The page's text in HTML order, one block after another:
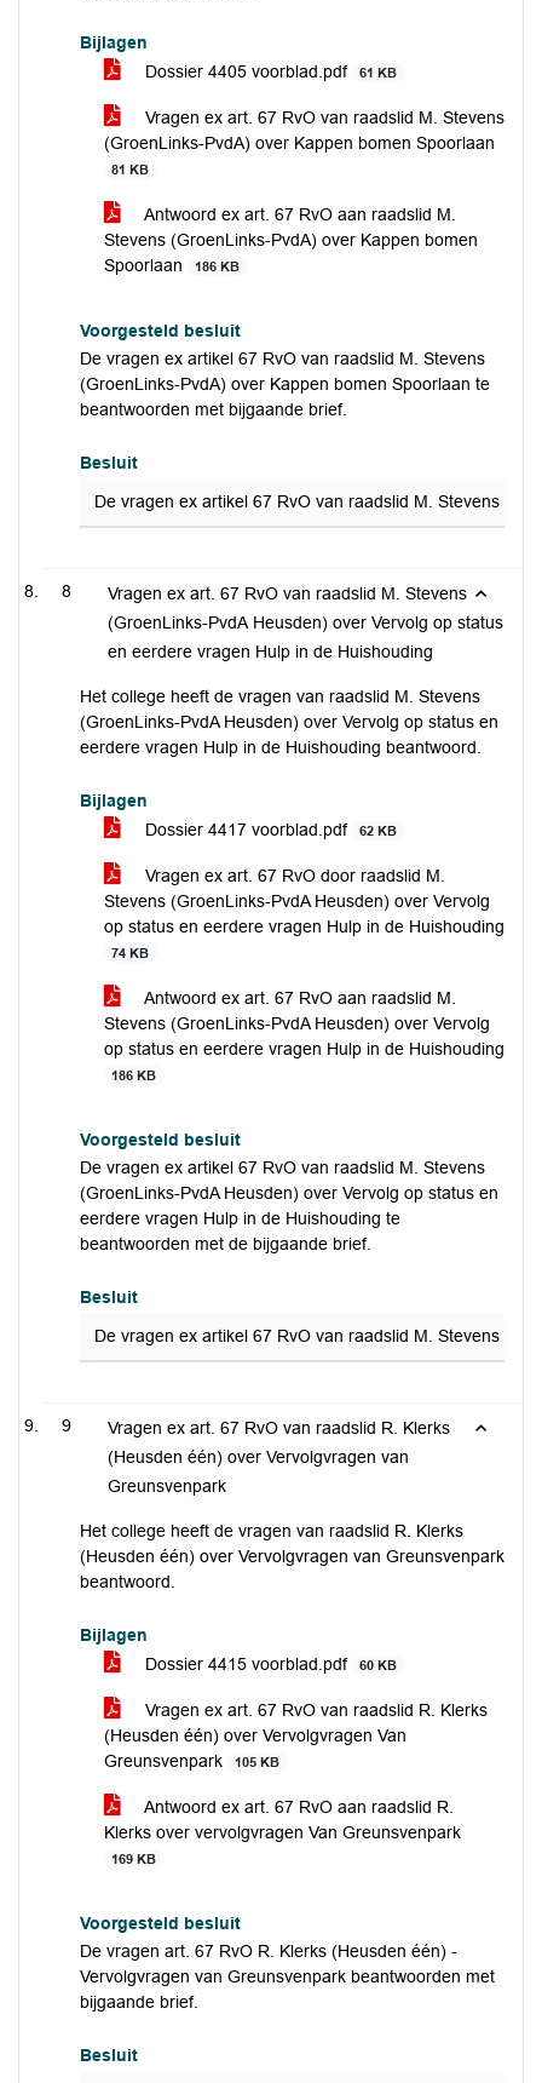
Bijlagen
Dossier 4405 voorblad.pdf
61 KB
Vragen ex art. 67 RvO van raadslid M. Stevens
(GroenLinks-PvdA) over Kappen bomen Spoorlaan
81 KB
Antwoord ex art. 67 RvO aan raadslid M.
Stevens (GroenLinks-PvdA) over Kappen bomen
Spoorlaan
186 KB
Voorgesteld besluit
De vragen ex artikel 67 RvO van raadslid M. Stevens
(GroenLinks-PvdA) over Kappen bomen Spoorlaan te
beantwoorden met bijgaande brief.
Besluit
De vragen ex artikel 67 RvO van raadslid M. Stevens
8
Vragen ex art. 67 RvO van raadslid M. Stevens
(GroenLinks-PvdA Heusden) over Vervolg op status
en eerdere vragen Hulp in de Huishouding
Het college heeft de vragen van raadslid M. Stevens
(GroenLinks-PvdA Heusden) over Vervolg op status en
eerdere vragen Hulp in de Huishouding beantwoord.
Bijlagen
Dossier 4417 voorblad.pdf
62 KB
Vragen ex art. 67 RvO door raadslid M.
Stevens (GroenLinks-PvdA Heusden) over Vervolg
op status en eerdere vragen Hulp in de Huishouding
74 KB
Antwoord ex art. 67 RvO aan raadslid M.
Stevens (GroenLinks-PvdA Heusden) over Vervolg
op status en eerdere vragen Hulp in de Huishouding
186 KB
Voorgesteld besluit
De vragen ex artikel 67 RvO van raadslid M. Stevens
(GroenLinks-PvdA Heusden) over Vervolg op status en
eerdere vragen Hulp in de Huishouding te
beantwoorden met de bijgaande brief.
Besluit
De vragen ex artikel 67 RvO van raadslid M. Stevens
9
Vragen ex art. 67 RvO van raadslid R. Klerks
(Heusden één) over Vervolgvragen van
Greunsvenpark
Het college heeft de vragen van raadslid R. Klerks
(Heusden één) over Vervolgvragen van Greunsvenpark
beantwoord.
Bijlagen
Dossier 4415 voorblad.pdf
60 KB
Vragen ex art. 67 RvO van raadslid R. Klerks
(Heusden één) over Vervolgvragen Van
Greunsvenpark
105 KB
Antwoord ex art. 67 RvO aan raadslid R.
Klerks over vervolgvragen Van Greunsvenpark
169 KB
Voorgesteld besluit
De vragen art. 67 RvO R. Klerks (Heusden één) -
Vervolgvragen van Greunsvenpark beantwoorden met
bijgaande brief.
Besluit